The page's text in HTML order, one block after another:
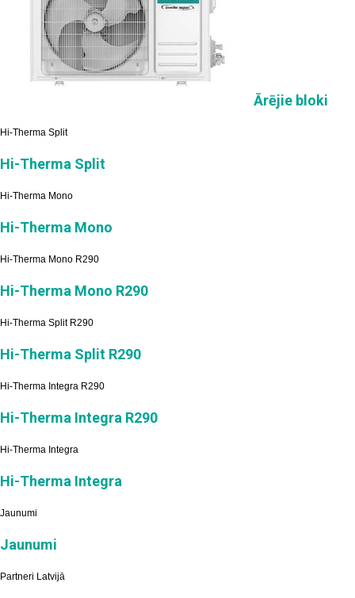
Ārējie bloki
Hi-Therma Split
Hi-Therma Split
Hi-Therma Mono
Hi-Therma Mono
Hi-Therma Mono R290
Hi-Therma Mono R290
Hi-Therma Split R290
Hi-Therma Split R290
Hi-Therma Integra R290
Hi-Therma Integra R290
Hi-Therma Integra
Hi-Therma Integra
Jaunumi
Jaunumi
Partneri Latvijā